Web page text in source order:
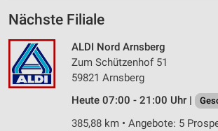
Nächste Filiale
ALDI Nord Arnsberg
Zum Schützenhof 51
59821 Arnsberg
Heute 07:00 - 21:00 Uhr |
385,88 km • Angebote: 5